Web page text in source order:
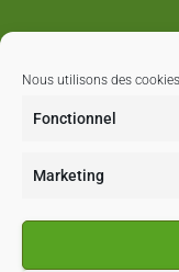
Nous utilisons des
Fonctionnel
Marketing